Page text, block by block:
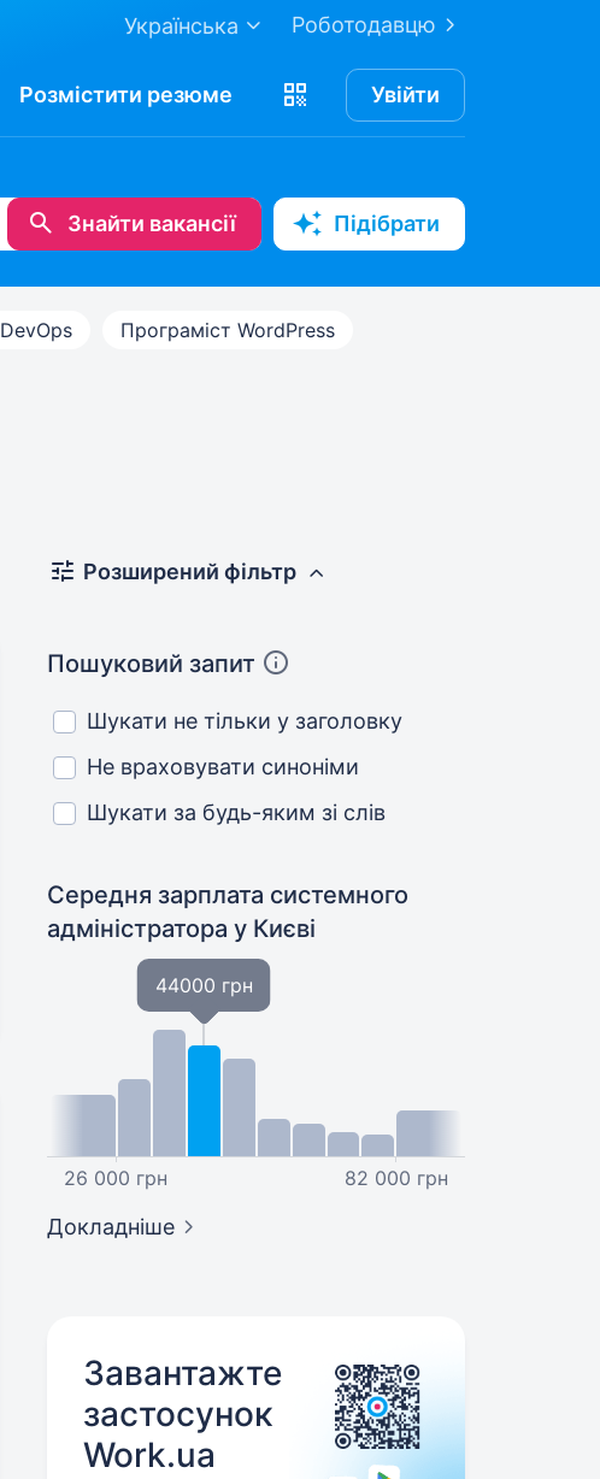
Роботодавцю
Українська
Розмістити резюме Увійти
Знайти вакансії Підібрати
DevOps Програміст WordPress
Розширений фільтр
Пошуковий запит
Шукати не тільки у заголовку
Не враховувати синоніми
Шукати за будь-яким зі слів
Середня зарплата системного
адміністраторау Києві
26 000 грн
44000 грн
82 000 грн
Докладніше
Завантажте
застосунок
Work.ua